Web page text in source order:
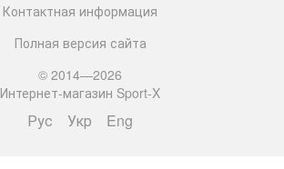
Контактная информация
Полная версия сайта
© 2014—2026
Интернет-магазин Sport-X
Рус Укр Eng